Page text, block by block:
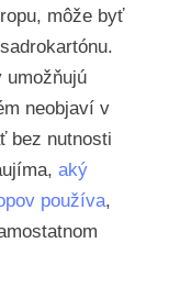
môže byť
umožňujú
neobjaví v
bez nutnosti
aký
používa,